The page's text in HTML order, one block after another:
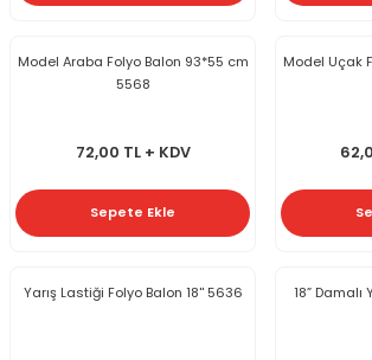
Model Araba Folyo Balon 93*55 cm
5568
72,00 TL + KDV
Sepete Ekle
Model Uçak
Yarış Lastiği Folyo Balon 18'' 5636
18”